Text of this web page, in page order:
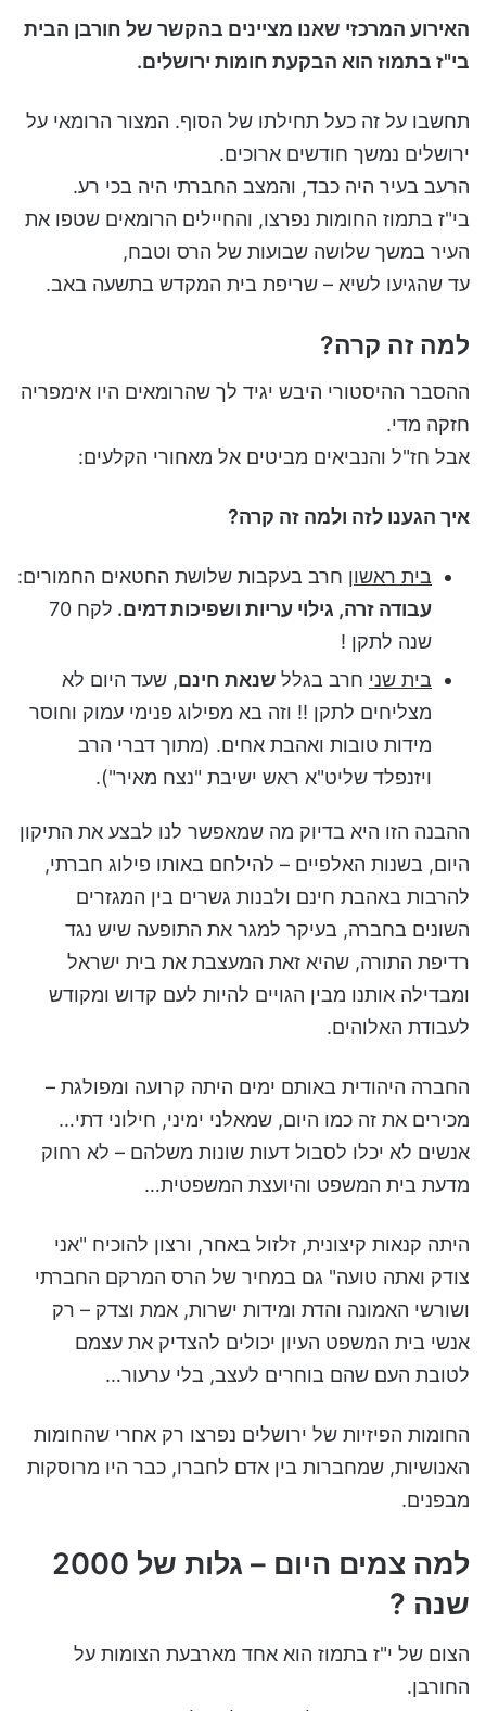
האירוע המרכזי שאנו מציינים בהקשר של חורבן הבית
בי"ז בתמוז הוא הבקעת חומות ירושלים.
תחשבו על זה כעל תחילתו של הסוף. המצור הרומאי על
ירושלים נמשך חודשים ארוכים.
הרעב בעיר היה כבד, והמצב החברתי היה בכי רע.
בי"ז בתמוז החומות נפרצו, והחיילים הרומאים שטפו את
העיר במשך שלושה שבועות של הרס וטבח,
עד שהגיעו לשיא – שריפת בית המקדש בתשעה באב.
למה זה קרה?
ההסבר ההיסטורי היבש יגיד לך שהרומאים היו אימפריה
חזקה מדי.
אבל חז"ל והנביאים מביטים אל מאחורי הקלעים:
איך הגענו לזה ולמה זה קרה?
בית ראשון חרב בעקבות שלושת החטאים החמורים:
עבודה זרה, גילוי עריות ושפיכות דמים.
לקח 70
שנה לתקן !
בית שני חרב בגלל שנאת חינם, שעד היום לא
מצליחים לתקן !! וזה בא מפילוג פנימי עמוק וחוסר
מידות טובות ואהבת אחים. (מתוך דברי הרב
ויזנפלד שליט"א ראש ישיבת "נצח מאיר").
ההבנה הזו היא בדיוק מה שמאפשר לנו לבצע את התיקון
היום, בשנות האלפיים – להילחם באותו פילוג חברתי,
להרבות באהבת חינם ולבנות גשרים בין המגזרים
השונים בחברה, בעיקר למגר את התופעה שיש נגד
רדיפת התורה, שהיא זאת המעצבת את בית ישראל
ומבדילה אותנו מבין הגויים להיות לעם קדוש ומקודש
לעבודת האלוהים.
החברה היהודית באותם ימים היתה קרועה ומפולגת –
מכירים את זה כמו היום, שמאלני ימיני, חילוני דתי…
אנשים לא יכלו לסבול דעות שונות משלהם – לא רחוק
מדעת בית המשפט והיועצת המשפטית…
היתה קנאות קיצונית, זלזול באחר, ורצון להוכיח "אני
צודק ואתה טועה" גם במחיר של הרס המרקם החברתי
ושורשי האמונה והדת ומידות ישרות, אמת וצדק – רק
אנשי בית המשפט העיון יכולים להצדיק את עצמם
לטובת העם שהם בוחרים לעצב, בלי ערעור…
החומות הפיזיות של ירושלים נפרצו רק אחרי שהחומות
האנושיות, שמחברות בין אדם לחברו, כבר היו מרוסקות
מבפנים.
למה צמים היום – גלות של 2000
שנה ?
הצום של י"ז בתמוז הוא אחד מארבעת הצומות על
החורבן.